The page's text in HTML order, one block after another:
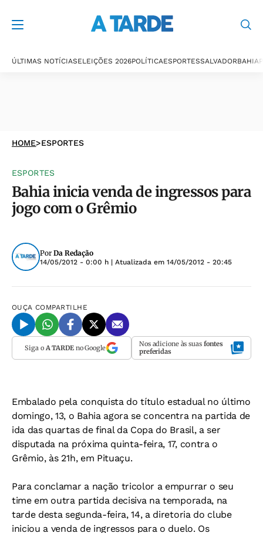
ÚLTIMAS NOTÍCIASELEIÇÕES 2026POLÍTICAESPORTESSALVADORBAHIA
HOME>ESPORTES
ESPORTES
Bahia inicia venda de ingressos para
jogo com o Grêmio
Por Da Redação
14/05/2012 - 0:00 h | Atualizada em 14/05/2012 - 20:45
OUÇA COMPARTILHE
Siga o A TARDEno Google Nos adicione às suas fontes
preferidas
Embalado pela conquista do título estadual no último
domingo, 13, o Bahia agora se concentra na partida de
ida das quartas de final da Copa do Brasil, a ser
disputada na próxima quinta-feira, 17, contra o
Grêmio, às 21h, em Pituaçu.
Para conclamar a nação tricolor a empurrar o seu
time em outra partida decisiva na temporada, na
tarde desta segunda-feira, 14, a diretoria do clube
iniciou a venda de ingressos para o duelo. Os